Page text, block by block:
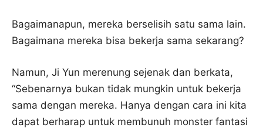
Bagaimanapun, mereka berselisih satu sama lain.
Bagaimana mereka bisa bekerja sama sekarang?
Namun, Ji Yun merenung sejenak dan berkata,
“Sebenarnya bukan tidak mungkin untuk bekerja
sama dengan mereka. Hanya dengan cara ini kita
dapat berharap untuk membunuh monster fantasi